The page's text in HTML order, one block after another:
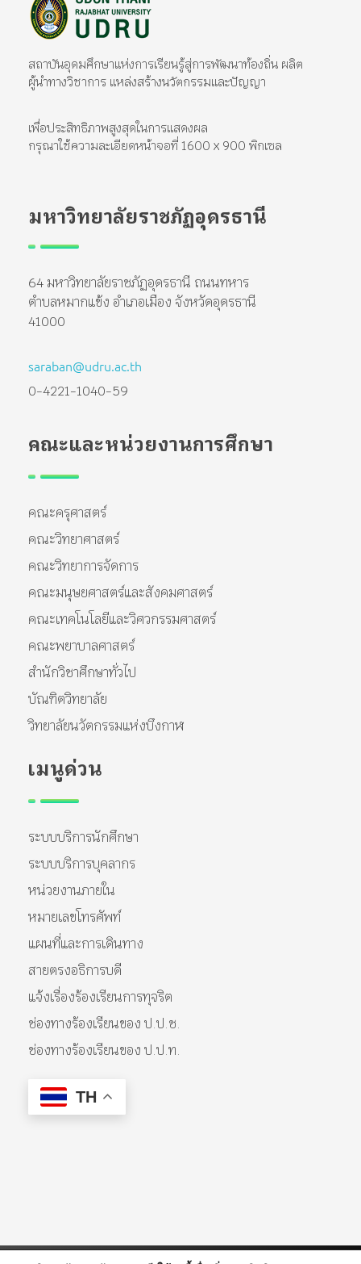
สถาบันอุดมศึกษาแห่งการเรียนรู้สู่การพัฒนาท้องถิ่น ผลิต
ผู้นำทางวิชาการ แหล่งสร้างนวัตกรรมและปัญญา
เพื่อประสิทธิภาพสูงสุดในการแสดงผล
กรุณาใช้ความละเอียดหน้าจอที่ 1600 x 900 พิกเซล
มหาวิทยาลัยราชภัฏอุดรธานี
64 มหาวิทยาลัยราชภัฏอุดรธานี ถนนทหาร
ตำบลหมากแข้ง อำเภอเมือง จังหวัดอุดรธานี
41000
saraban@udru.ac.th
0-4221-1040-59
คณะและหน่วยงานการศึกษา
คณะครุศาสตร์
คณะวิทยาศาสตร์
คณะวิทยาการจัดการ
คณะมนุษยศาสตร์และสังคมศาสตร์
คณะเทคโนโลยีและวิศวกรรมศาสตร์
คณะพยาบาลศาสตร์
สำนักวิชาศึกษาทั่วไป
บัณฑิตวิทยาลัย
วิทยาลัยนวัตกรรมแห่งบึงกาฬ
เมนูด่วน
ระบบบริการนักศึกษา
ระบบบริการบุคลากร
หน่วยงานภายใน
หมายเลขโทรศัพท์
แผนที่และการเดินทาง
สายตรงอธิการบดี
แจ้งเรื่องร้องเรียนการทุจริต
ช่องทางร้องเรียนของ ป.ป.ช.
ช่องทางร้องเรียนของ ป.ป.ท.
TH